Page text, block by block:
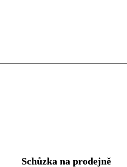
Schůzka na prodejně